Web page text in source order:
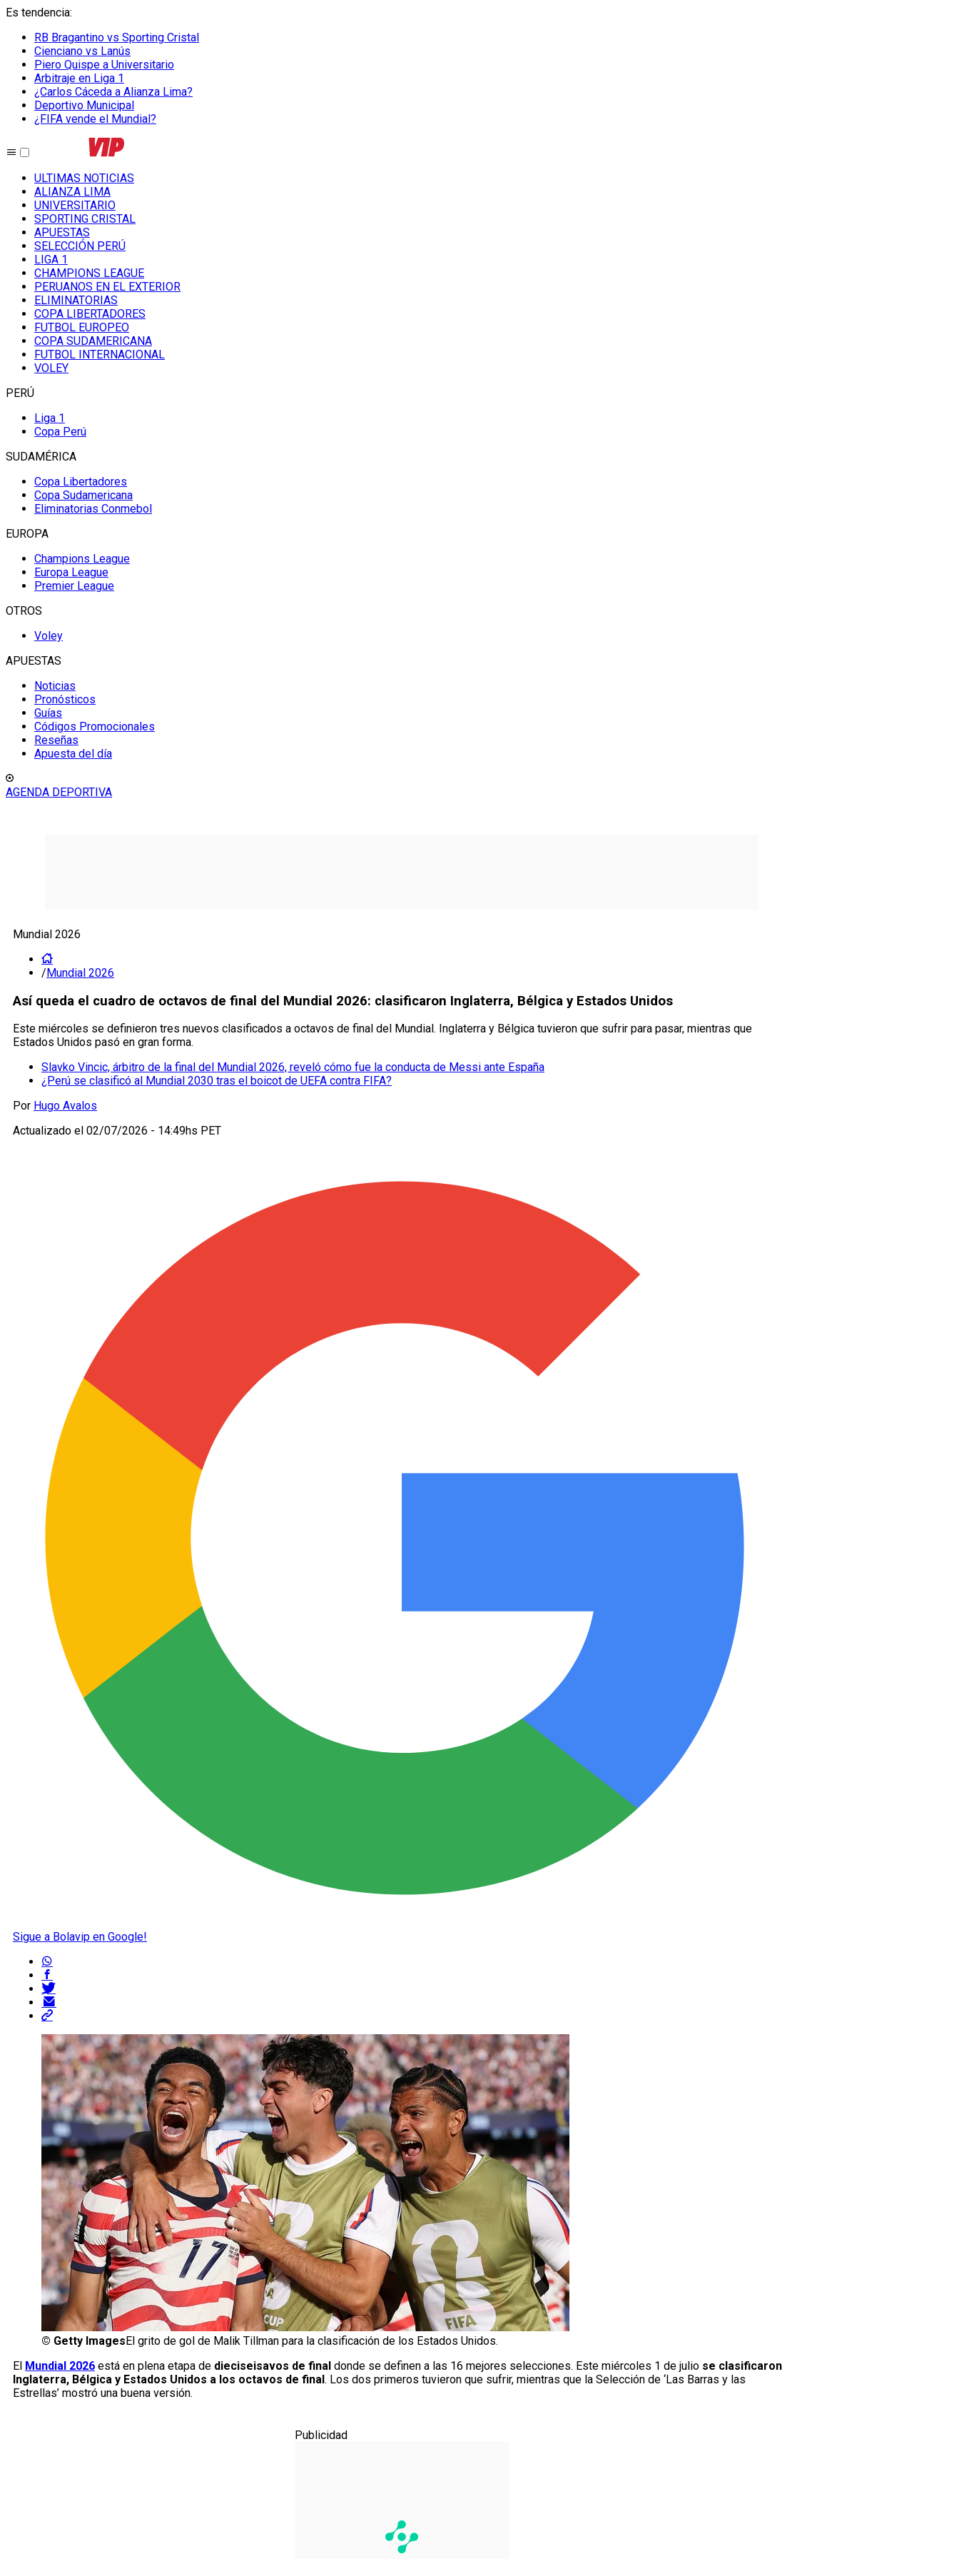
Es tendencia:
RB Bragantino vs Sporting Cristal
Cienciano vs Lanús
Piero Quispe a Universitario
Arbitraje en Liga 1
¿Carlos Cáceda a Alianza Lima?
Deportivo Municipal
¿FIFA vende el Mundial?
ULTIMAS NOTICIAS
ALIANZA LIMA
UNIVERSITARIO
SPORTING CRISTAL
APUESTAS
SELECCIÓN PERÚ
LIGA 1
CHAMPIONS LEAGUE
PERUANOS EN EL EXTERIOR
ELIMINATORIAS
COPA LIBERTADORES
FUTBOL EUROPEO
COPA SUDAMERICANA
FUTBOL INTERNACIONAL
VOLEY
PERÚ
Liga 1
Copa Perú
SUDAMÉRICA
Copa Libertadores
Copa Sudamericana
Eliminatorias Conmebol
EUROPA
Champions League
Europa League
Premier League
OTROS
Voley
APUESTAS
Noticias
Pronósticos
Guías
Códigos Promocionales
Reseñas
Apuesta del día
AGENDA DEPORTIVA
Mundial 2026
/Mundial 2026
Así queda el cuadro de octavos de final del Mundial 2026: clasificaron Inglaterra, Bélgica y Estados Unidos
Este miércoles se definieron tres nuevos clasificados a octavos de final del Mundial. Inglaterra y Bélgica tuvieron que sufrir para pasar, mientras que
Estados Unidos pasó en gran forma.
Slavko Vincic, árbitro de la final del Mundial 2026, reveló cómo fue la conducta de Messi ante España
¿Perú se clasificó al Mundial 2030 tras el boicot de UEFA contra FIFA?
Por Hugo Avalos
Actualizado el 02/07/2026 - 14:49hs PET
Sigue a Bolavip en Google!
© Getty Images El grito de gol de Malik Tillman para la clasificación de los Estados Unidos.
El Mundial 2026 está en plena etapa de dieciseisavos de final donde se definen a las 16 mejores selecciones. Este miércoles 1 de julio se clasificaron
Inglaterra, Bélgica y Estados Unidos a los octavos de final . Los dos primeros tuvieron que sufrir, mientras que la Selección de ‘Las Barras y las
Estrellas’ mostró una buena versión.
Publicidad